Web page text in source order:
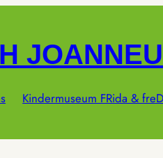
Kindermuseum FRida & freD